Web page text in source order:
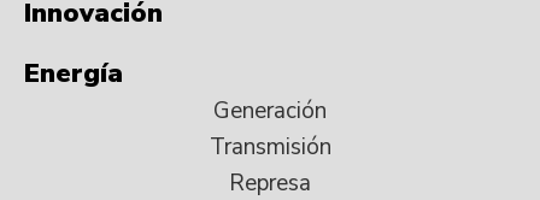
Innovación
Energía
Generación
Transmisión
Represa